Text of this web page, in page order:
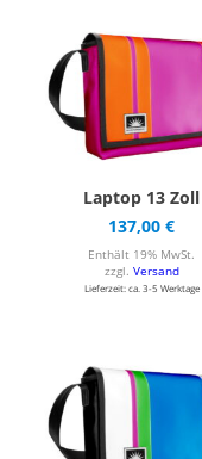
Laptop 13 Zoll
137,00€
Enthält 19% MwSt.
zzgl. Versand
Lieferzeit: ca. 3-5 Werktage